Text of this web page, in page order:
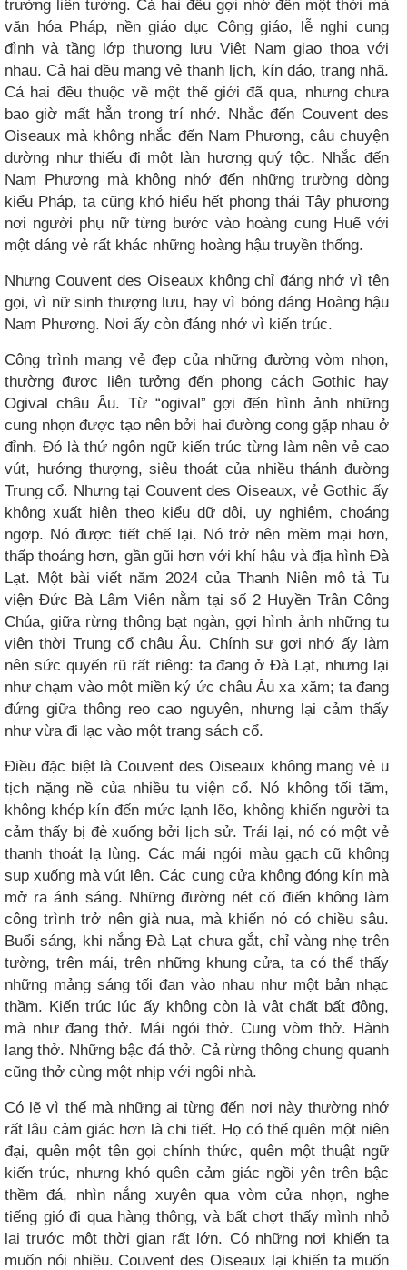
trường liên tưởng. Cả hai đều gợi nhớ đến một thời mà
văn hóa Pháp, nền giáo dục Công giáo, lễ nghi cung
đình và tầng lớp thượng lưu Việt Nam giao thoa với
nhau. Cả hai đều mang vẻ thanh lịch, kín đáo, trang nhã.
Cả hai đều thuộc về một thế giới đã qua, nhưng chưa
bao giờ mất hẳn trong trí nhớ. Nhắc đến Couvent des
Oiseaux mà không nhắc đến Nam Phương, câu chuyện
dường như thiếu đi một làn hương quý tộc. Nhắc đến
Nam Phương mà không nhớ đến những trường dòng
kiểu Pháp, ta cũng khó hiểu hết phong thái Tây phương
nơi người phụ nữ từng bước vào hoàng cung Huế với
một dáng vẻ rất khác những hoàng hậu truyền thống.
Nhưng Couvent des Oiseaux không chỉ đáng nhớ vì tên
gọi, vì nữ sinh thượng lưu, hay vì bóng dáng Hoàng hậu
Nam Phương. Nơi ấy còn đáng nhớ vì kiến trúc.
Công trình mang vẻ đẹp của những đường vòm nhọn,
thường được liên tưởng đến phong cách Gothic hay
Ogival châu Âu. Từ “ogival” gợi đến hình ảnh những
cung nhọn được tạo nên bởi hai đường cong gặp nhau ở
đỉnh. Đó là thứ ngôn ngữ kiến trúc từng làm nên vẻ cao
vút, hướng thượng, siêu thoát của nhiều thánh đường
Trung cổ. Nhưng tại Couvent des Oiseaux, vẻ Gothic ấy
không xuất hiện theo kiểu dữ dội, uy nghiêm, choáng
ngợp. Nó được tiết chế lại. Nó trở nên mềm mại hơn,
thấp thoáng hơn, gần gũi hơn với khí hậu và địa hình Đà
Lạt. Một bài viết năm 2024 của Thanh Niên mô tả Tu
viện Đức Bà Lâm Viên nằm tại số 2 Huyền Trân Công
Chúa, giữa rừng thông bạt ngàn, gợi hình ảnh những tu
viện thời Trung cổ châu Âu. Chính sự gợi nhớ ấy làm
nên sức quyến rũ rất riêng: ta đang ở Đà Lạt, nhưng lại
như chạm vào một miền ký ức châu Âu xa xăm; ta đang
đứng giữa thông reo cao nguyên, nhưng lại cảm thấy
như vừa đi lạc vào một trang sách cổ.
Điều đặc biệt là Couvent des Oiseaux không mang vẻ u
tịch nặng nề của nhiều tu viện cổ. Nó không tối tăm,
không khép kín đến mức lạnh lẽo, không khiến người ta
cảm thấy bị đè xuống bởi lịch sử. Trái lại, nó có một vẻ
thanh thoát lạ lùng. Các mái ngói màu gạch cũ không
sụp xuống mà vút lên. Các cung cửa không đóng kín mà
mở ra ánh sáng. Những đường nét cổ điển không làm
công trình trở nên già nua, mà khiến nó có chiều sâu.
Buổi sáng, khi nắng Đà Lạt chưa gắt, chỉ vàng nhẹ trên
tường, trên mái, trên những khung cửa, ta có thể thấy
những mảng sáng tối đan vào nhau như một bản nhạc
thầm. Kiến trúc lúc ấy không còn là vật chất bất động,
mà như đang thở. Mái ngói thở. Cung vòm thở. Hành
lang thở. Những bậc đá thở. Cả rừng thông chung quanh
cũng thở cùng một nhịp với ngôi nhà.
Có lẽ vì thế mà những ai từng đến nơi này thường nhớ
rất lâu cảm giác hơn là chi tiết. Họ có thể quên một niên
đại, quên một tên gọi chính thức, quên một thuật ngữ
kiến trúc, nhưng khó quên cảm giác ngồi yên trên bậc
thềm đá, nhìn nắng xuyên qua vòm cửa nhọn, nghe
tiếng gió đi qua hàng thông, và bất chợt thấy mình nhỏ
lại trước một thời gian rất lớn. Có những nơi khiến ta
muốn nói nhiều. Couvent des Oiseaux lại khiến ta muốn